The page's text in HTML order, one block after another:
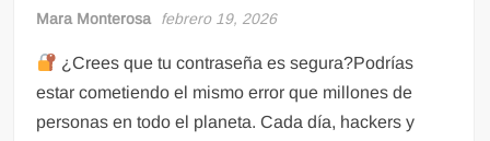
Mara Monterosa febrero 19, 2026
¿Crees que tu contraseña es segura?Podrías
estar cometiendo el mismo error que millones de
personas en todo el planeta. Cada día, hackers y